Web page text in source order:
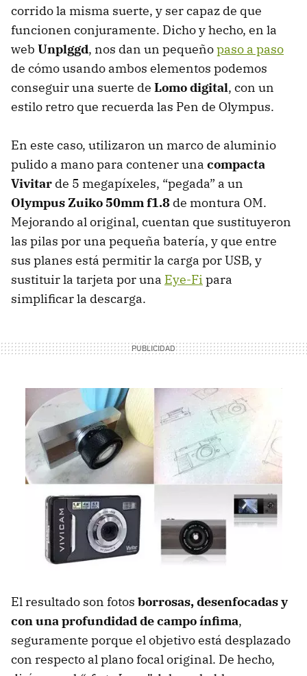
corrido la misma suerte, y ser capaz de que
funcionen conjuramente. Dicho y hecho, en la
web Unplggd, nos dan un pequeñopaso a paso
de cómo usando ambos elementos podemos
conseguir una suerte de Lomo digital, con un
estilo retro que recuerda las Pen de Olympus.
En este caso, utilizaron un marco de aluminio
pulido a mano para contener una compacta
Vivitar de 5 megapíxeles, “pegada” a un
Olympus Zuiko 50mm f1.8 de montura OM.
Mejorando al original, cuentan que sustituyeron
las pilas por una pequeña batería, y que entre
sus planes está permitir la carga porUSB, y
sustituir la tarjeta por una Eye-Fi para
simplificar la descarga.
El resultado son fotos borrosas, desenfocadas y
con una profundidad de campo ínfima,
seguramente porque el objetivo está desplazado
con respecto al plano focal original. De hecho,